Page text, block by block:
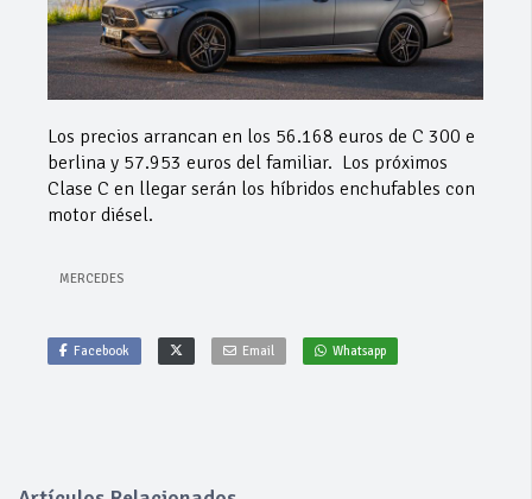
Los precios arrancan en los 56.168 euros de C 300 e
berlina y 57.953 euros del familiar. Los próximos
Clase C en llegar serán los híbridos enchufables con
motor diésel.
MERCEDES
Facebook Email Whatsapp